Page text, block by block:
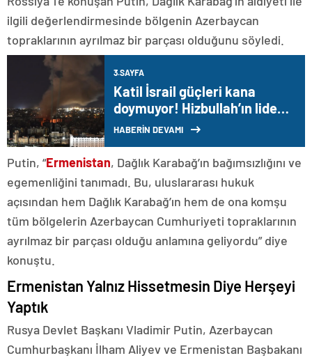
ilgili değerlendirmesinde bölgenin Azerbaycan
topraklarının ayrılmaz bir parçası olduğunu söyledi.
3.SAYFA
Katil İsrail güçleri kana
doymuyor! Hizbullah’ın lider
adayı Safiyüddin hedef alındı
HABERİN DEVAMI
Putin, “Ermenistan, Dağlık Karabağ’ın bağımsızlığını ve
egemenliğini tanımadı. Bu, uluslararası hukuk
açısından hem Dağlık Karabağ’ın hem de ona komşu
tüm bölgelerin Azerbaycan Cumhuriyeti topraklarının
ayrılmaz bir parçası olduğu anlamına geliyordu” diye
konuştu.
Ermenistan Yalnız Hissetmesin Diye Herşeyi
Yaptık
Rusya Devlet Başkanı Vladimir Putin, Azerbaycan
Cumhurbaşkanı İlham Aliyev ve Ermenistan Başbakanı